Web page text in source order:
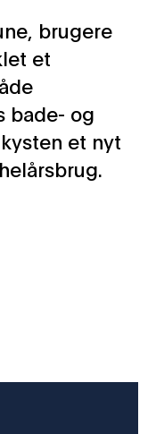
brugere
et
bade- og
et nyt